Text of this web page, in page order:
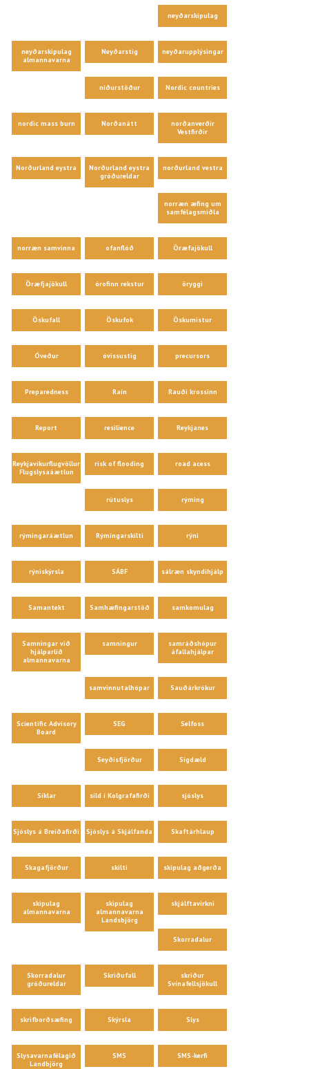
neyðarskipulag
neyðarskipulag
almannavarna
Neyðarstig neyðarupplýsingar
niðurstöður Nordic countries
nordic mass burn Norðanátt
norðanverðir
Vestfirðir
Norðurland eystra
Norðurland eystra
gróðureldar
norðurland vestra
norræn æfing um
samfélagsmiðla
norræn samvinna ofanflóð Öræfajökull
Öræfjajökull órofinn rekstur öryggi
Öskufall Öskufok Öskumistur
Óveður óvissustig precursors
Preparedness Rain Rauði krossinn
Report resilience Reykjanes
Reykjavíkurflugvöllur
Flugslysaáætlun
risk of flooding road acess
rútuslys rýming
rýmingaráætlun Rýmingarskilti rýni
rýniskýrsla SÁBF sálræn skyndihjálp
Samantekt Samhæfingarstöð samkomulag
Samningar við
hjálparlið
almannavarna
samningur
samráðshópur
áfallahjálpar
samvinnutalhópar Sauðárkrókur
Scientific Advisory
Board
SEG Selfoss
Seyðisfjörður Sigdæld
Síklar síld í Kolgrafafirði sjóslys
Sjóslys á Breiðafirði Sjóslys á Skjálfanda Skaftárhlaup
Skagafjörður skilti skipulag aðgerða
skipulag
almannavarna
skipulag
almannavarna
Landsbjörg
skjálftavirkni
Skorradalur
Skorradalur
gróðureldar
Skriðufall
skriður
Svínafellsjökull
skrifborðsæfing Skýrsla Slys
Slysavarnafélagið
Landbjörg
SMS SMS-kerfi